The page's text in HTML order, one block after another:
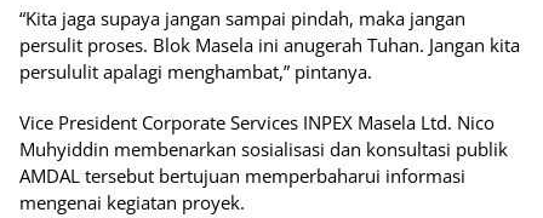
“Kita jaga supaya jangan sampai pindah, maka jangan
persulit proses. Blok Masela ini anugerah Tuhan. Jangan kita
persululit apalagi menghambat,” pintanya.
Vice President Corporate Services INPEX Masela Ltd. Nico
Muhyiddin membenarkan sosialisasi dan konsultasi publik
AMDAL tersebut bertujuan memperbaharui informasi
mengenai kegiatan proyek.